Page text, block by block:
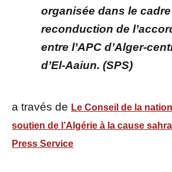
organisée dans le
reconduction de
entre l’APC d’Alger-
d’El-Aaiun. (SPS)
a través de Le Conseil de la
soutien de l’Algérie à la cause
Press Service